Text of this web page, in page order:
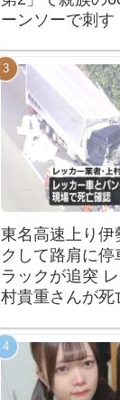
ーンソーで刺す
東名高速上り伊
クして路肩に停
ラックが追突
村貴重さんが死